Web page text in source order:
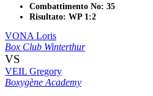
Combattimento No: 35
Risultato: WP 1:2
VONA Loris
Box Club Winterthur
VS
VEIL Gregory
Boxygène Academy